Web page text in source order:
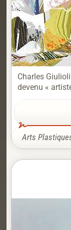
Charles
devenu «
Arts